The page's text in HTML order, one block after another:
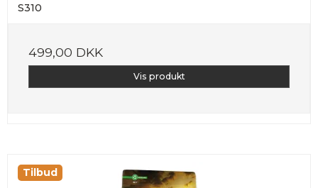
S310
499,00 DKK
Vis produkt
Tilbud